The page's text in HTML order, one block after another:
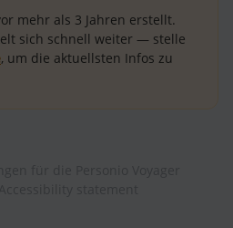
mehr als 3 Jahren erstellt.
sich schnell weiter — stelle
, um die aktuellsten Infos zu